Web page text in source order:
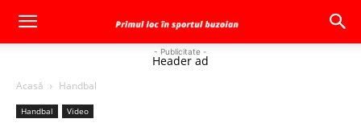
- Publicitate -
Header ad
Acasă Handbal
Handbal Video